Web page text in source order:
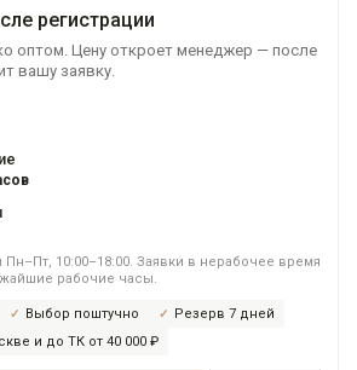
регистрации
оптом. Цену откроет менеджер — после
вашу заявку.
10:00–18:00. Заявки в нерабочее время
рабочие часы.
Выбор поштучно
Резерв 7 дней
и до ТК от 40 000 ₽